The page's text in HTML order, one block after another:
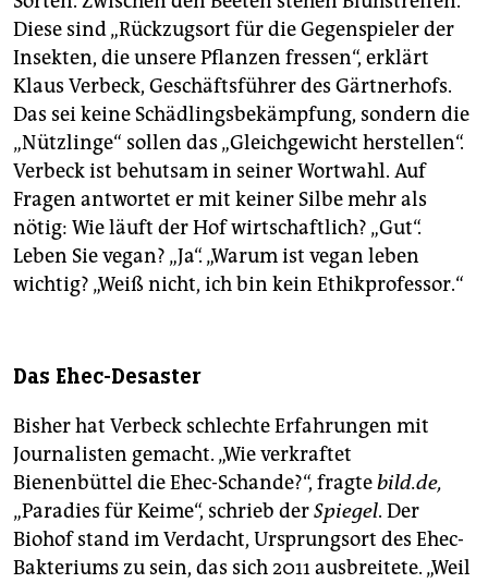
Diese sind „Rückzugsort für die Gegenspieler der
Insekten, die unsere Pflanzen fressen“, erklärt
Klaus Verbeck, Geschäftsführer des Gärtnerhofs.
Das sei keine Schädlingsbekämpfung, sondern die
„Nützlinge“ sollen das „Gleichgewicht herstellen“.
Verbeck ist behutsam in seiner Wortwahl. Auf
Fragen antwortet er mit keiner Silbe mehr als
nötig: Wie läuft der Hof wirtschaftlich? „Gut“.
Leben Sie vegan? „Ja“. „Warum ist vegan leben
wichtig? „Weiß nicht, ich bin kein Ethikprofessor.“
Das Ehec-Desaster
Bisher hat Verbeck schlechte Erfahrungen mit
Journalisten gemacht. „Wie verkraftet
Bienenbüttel die Ehec-Schande?“, fragtebild.de,
„Paradies für Keime“, schrieb derSpiegel. Der
Biohof stand im Verdacht, Ursprungsort des Ehec-
Bakteriums zu sein, das sich 2011 ausbreitete. „Weil